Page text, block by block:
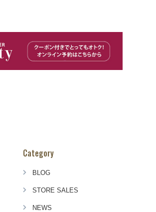
Category
BLOG
STORE SALES
NEWS